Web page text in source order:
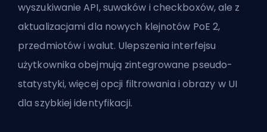
wyszukiwanie API, suwaków i checkboxów, ale z
aktualizacjami dla nowych klejnotów PoE 2,
przedmiotów iwalut. Ulepszenia interfejsu
użytkownika obejmują zintegrowane pseudo-
statystyki, więcej opcji filtrowania i obrazy w UI
dla szybkiej identyfikacji.